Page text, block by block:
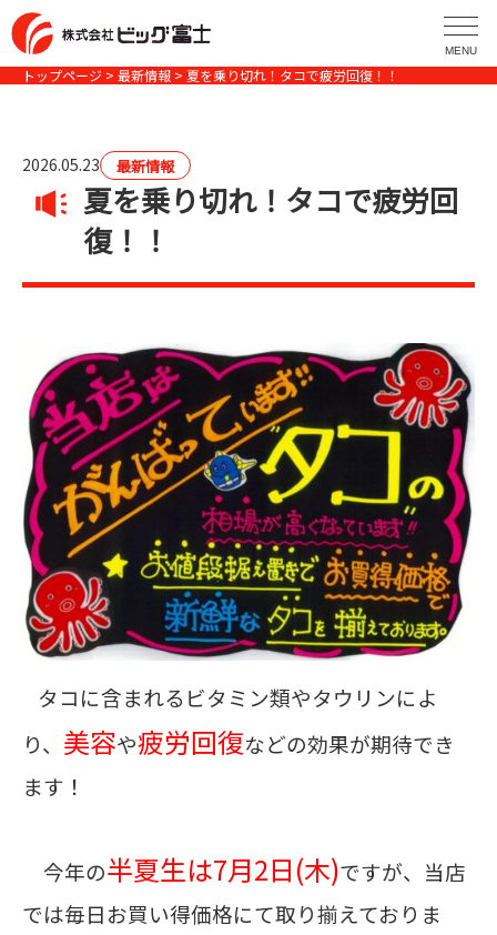
ン
テ
MENU
トップページ > 最新情報 > 夏を乗り切れ！タコで疲労回復！！
2026.05.23 最新情報
夏を乗り切れ！タコで疲労回
復！！
タコに含まれるビタミン類やタウリンによ
り、 美容や疲労回復などの効果が期待でき
ます！
今年の半夏生は7月2日(木)ですが、当店
では毎日お買い得価格にて取り揃えておりま